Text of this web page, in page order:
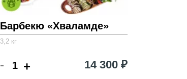
Барбекю «Хваламде»
3,2 кг
- + 14 300 ₽